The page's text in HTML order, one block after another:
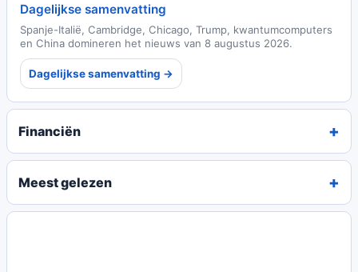
Dagelijkse samenvatting
Spanje-Italië, Cambridge, Chicago, Trump, kwantumcomputers
en China domineren het nieuws van 8 augustus 2026.
Dagelijkse samenvatting →
Financiën
Meest gelezen